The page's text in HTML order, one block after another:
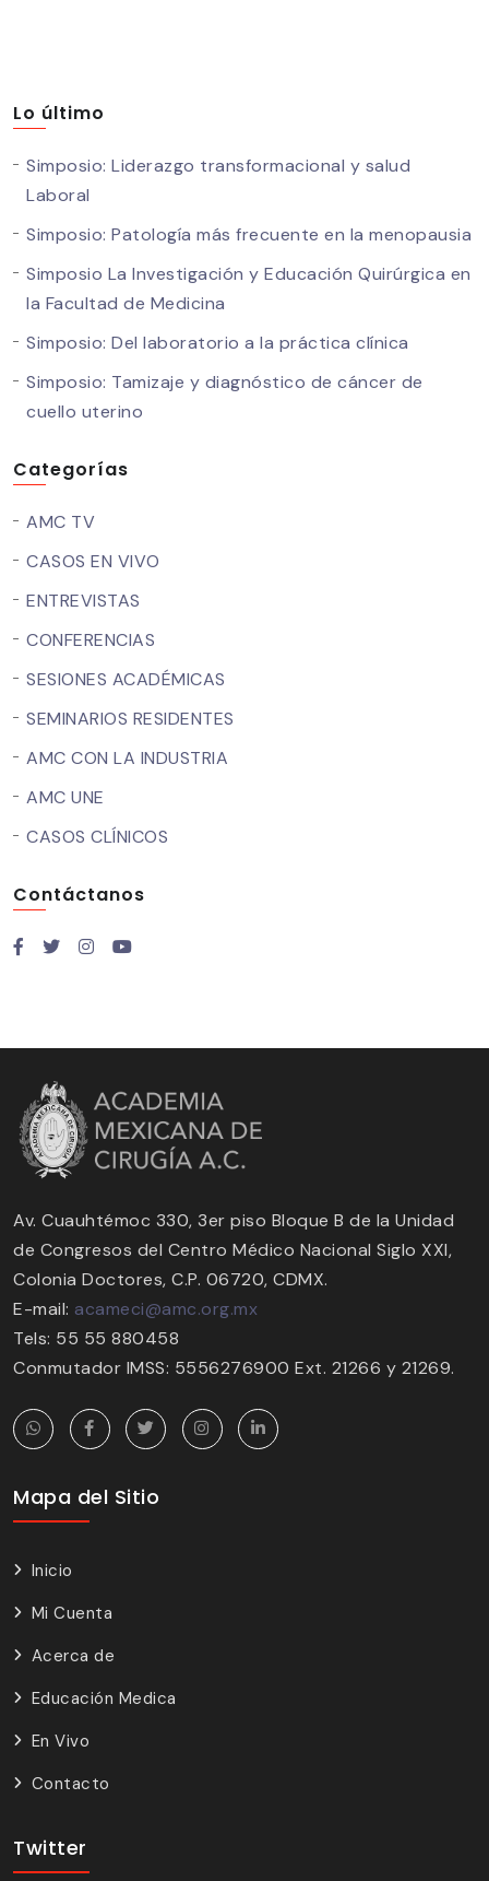
Lo último
Simposio: Liderazgo transformacional y salud
Laboral
Simposio: Patología más frecuente en la menopausia
Simposio La Investigación y Educación Quirúrgica en
la Facultad de Medicina
Simposio: Del laboratorio a la práctica clínica
Simposio: Tamizaje y diagnóstico de cáncer de
cuello uterino
Categorías
AMC TV
CASOS EN VIVO
ENTREVISTAS
CONFERENCIAS
SESIONES ACADÉMICAS
SEMINARIOS RESIDENTES
AMC CON LA INDUSTRIA
AMC UNE
CASOS CLÍNICOS
Contáctanos
Av. Cuauhtémoc 330, 3er piso Bloque B de la Unidad
de Congresos del Centro Médico Nacional Siglo XXI,
Colonia Doctores, C.P. 06720, CDMX.
E-mail: acameci@amc.org.mx
Tels: 55 55 880458
Conmutador IMSS: 5556276900 Ext. 21266 y 21269.
Mapa del Sitio
Inicio
Mi Cuenta
Acerca de
Educación Medica
En Vivo
Contacto
Twitter